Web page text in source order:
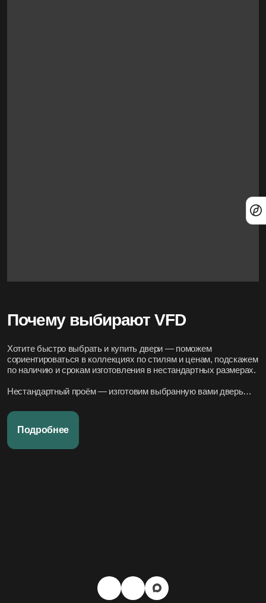
Почему выбирают VFD
Хотите быстро выбрать и купить двери — поможем
сориентироваться в коллекциях по стилям и ценам, подскажем
по наличию и срокам изготовления в нестандартных размерах.
Нестандартный проём — изготовим выбранную вами дверь
подходящие модели по дизайн-проекту или по фото.
Подробнее